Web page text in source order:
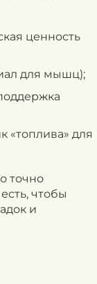
ценность
для мышц);
«топлива» для
точно
чтобы
и